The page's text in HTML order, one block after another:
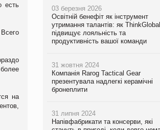
есть
на
03 березня 2026
Освітній бенефіт як інструмент
утримання талантів: як ThinkGlobal
підвищує лояльність та
продуктивність вашої команди
31 жовтня 2024
Компанія Rarog Tactical Gear
презентувала надлегкі керамічні
бронеплити
31 липня 2024
Напівфабрикати та консерви, які